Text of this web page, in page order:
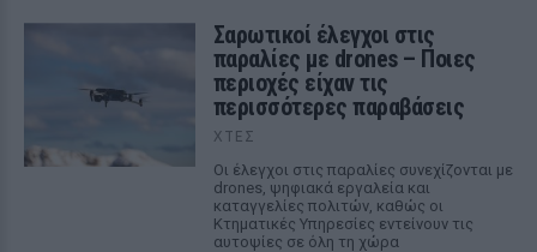
Σαρωτικοί έλεγχοι στις
παραλίες με drones – Ποιες
περιοχές είχαν τις
περισσότερες παραβάσεις
ΧΤΕΣ
Οι έλεγχοι στις παραλίες συνεχίζονται με
drones, ψηφιακά εργαλεία και
καταγγελίες πολιτών, καθώς οι
Κτηματικές Υπηρεσίες εντείνουν τις
αυτοψίες σε όλη τη χώρα